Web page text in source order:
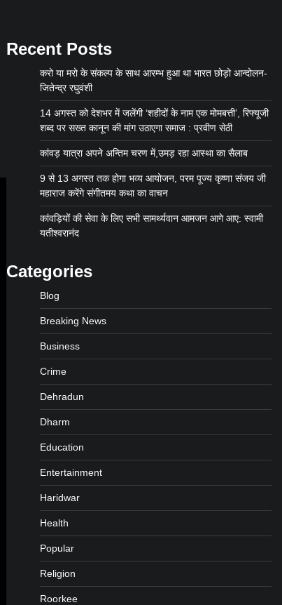
Recent Posts
करो या मरो के संकल्प के साथ आरम्भ हुआ था भारत छोड़ो आन्दोलन-
जितेन्द्र रघुवंशी
14 अगस्त को देशभर में जलेंगी ‘शहीदों के नाम एक मोमबत्ती’, रिफ्यूजी
शब्द पर सख्त कानून की मांग उठाएगा समाज : प्रवीण सेठी
कांवड़ यात्रा अपने अन्तिम चरण में,उमड़ रहा आस्था का सैलाब
9 से 13 अगस्त तक होगा भव्य आयोजन, परम पूज्य कृष्णा संजय जी
महाराज करेंगे संगीतमय कथा का वाचन
कांवड़ियों की सेवा के लिए सभी सामर्थ्यवान आमजन आगे आए: स्वामी
यतीश्वरानंद
Categories
Blog
Breaking News
Business
Crime
Dehradun
Dharm
Education
Entertainment
Haridwar
Health
Popular
Religion
Roorkee